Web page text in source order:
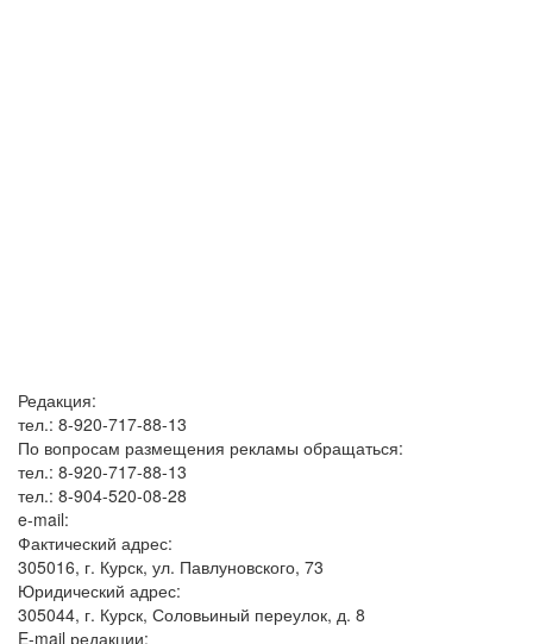
Редакция:
тел.: 8-920-717-88-13
По вопросам размещения рекламы обращаться:
тел.: 8-920-717-88-13
тел.: 8-904-520-08-28
e-mail:
Фактический адрес:
305016, г. Курск, ул. Павлуновского, 73
Юридический адрес:
305044, г. Курск, Соловьиный переулок, д. 8
E-mail редакции: